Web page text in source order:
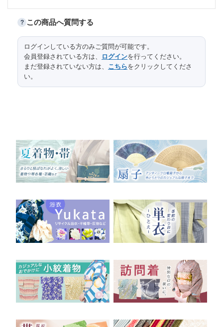
サイズ（cm）
太鼓部分長さ 115
太鼓部分幅 30
? この商品へ質問する
ログインしている方のみご質問が可能です。
会員登録されている方は、
ログインを行ってください。
まだ登録されていない方は、 こちらをクリックしてくださ
い。